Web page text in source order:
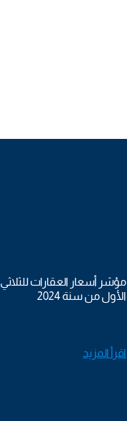
مؤشر أسعار العقارات للثلاثي
الأول من سنة 2024
اقرأ المزيد